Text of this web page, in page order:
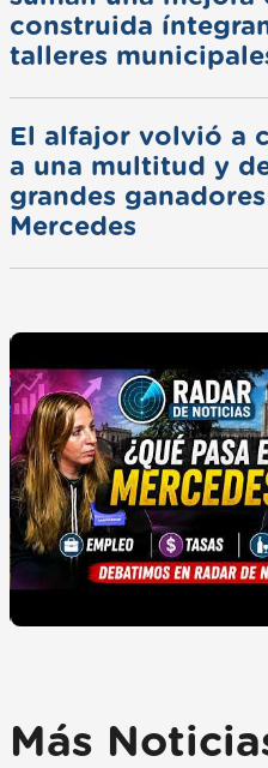
construida
talleres
El alfajor volvió a
a una multitud y
grandes
Mercedes
Más